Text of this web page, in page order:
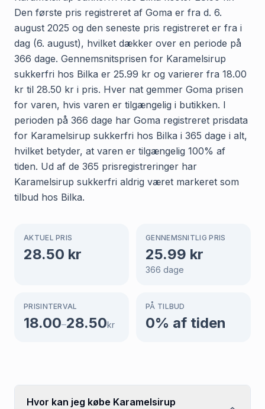
Den første pris registreret af Goma er fra d. 6.
august 2025 og den seneste pris registreret er fra i
dag (6. august), hvilket dækker over en periode på
366 dage. Gennemsnitsprisen for Karamelsirup
sukkerfri hos Bilka er 25.99 kr og varierer fra 18.00
kr til 28.50 kr i pris. Hver nat gemmer Goma prisen
for varen, hvis varen er tilgængelig i butikken. I
perioden på 366 dage har Goma registreret prisdata
for Karamelsirup sukkerfri hos Bilka i 365 dage i alt,
hvilket betyder, at varen er tilgængelig 100% af
tiden. Ud af de 365 prisregistreringer har
Karamelsirup sukkerfri aldrig været markeret som
tilbud hos Bilka.
AKTUEL PRIS
28.50 kr
GENNEMSNITLIG PRIS
25.99 kr
366 dage
PRISINTERVAL
18.00–28.50kr
PÅ TILBUD
0% af tiden
Hvor kan jeg købe Karamelsirup